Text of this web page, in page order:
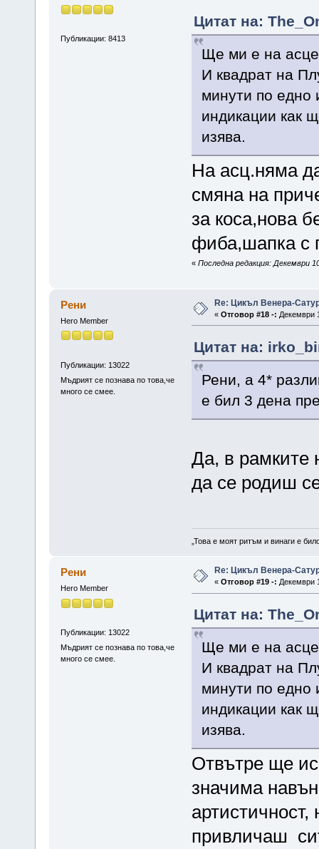
Публикации: 8413
Цитат на:
Ще ми е на
И квадрат на
минути по
индикации как
изява.
На асц.няма
смяна на
за коса,нова
фиба,шапка с
« Последна редакция: Декември
Рени
Hero Member
Публикации: 13022
Мъдрият се познава по това,че
много се смее.
Re: Цикъл Венера-
« Отговор #18 -: Декември
Цитат на:
Рени, а 4*
е бил 3 дена
Да, в рамките
да се родиш
„Това е моят ритъм и винаги е
Рени
Hero Member
Публикации: 13022
Мъдрият се познава по това,че
много се смее.
Re: Цикъл Венера-
« Отговор #19 -: Декември
Цитат на:
Ще ми е на
И квадрат на
минути по
индикации как
изява.
Отвътре ще
значима
привличаш